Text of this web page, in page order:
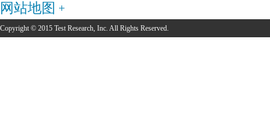
网站地图
Copyright © 2015 Test Research, Inc. All Rights Reserved.